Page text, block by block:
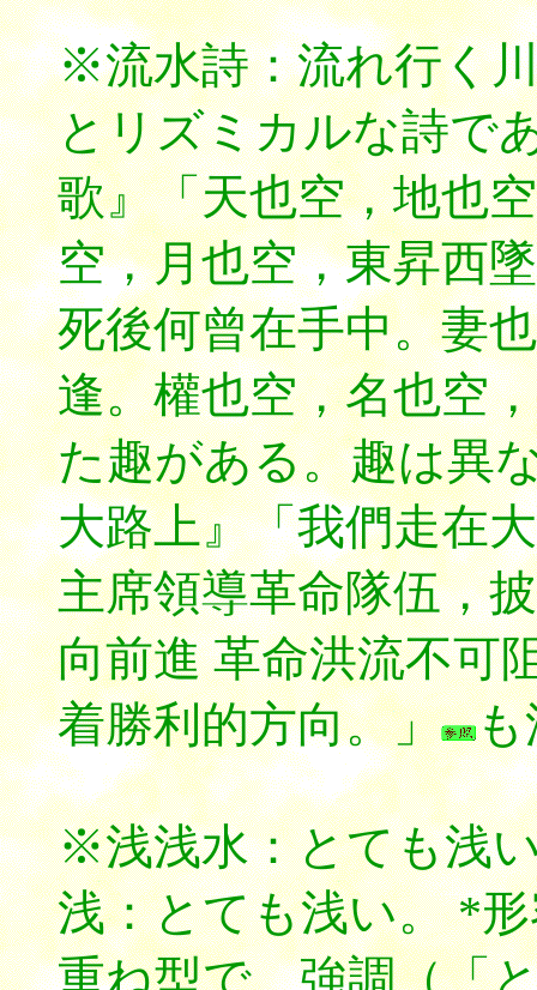
※流水詩：流れ行く
とリズミカルな詩で
歌』「天也空，地也
空，月也空，東昇西
死後何曾在手中。妻
逢。權也空，名也空
た趣がある。趣は異
大路上』「我們走在
主席領導革命隊伍，
向前進 革命洪流不可
着勝利的方向。」
も
※浅浅水：とても浅
浅：とても浅い。 *
重ね型で、強調（「